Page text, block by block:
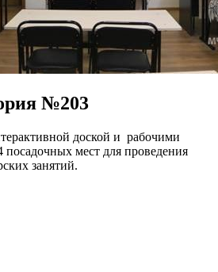
№203
доской и рабочими
посадочных мест для проведения
занятий.